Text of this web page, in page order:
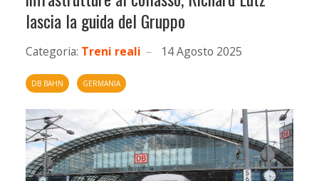
lascia la guida del Gruppo
Categoria: Treni reali 14 Agosto 2025
DB BAHN GERMANIA